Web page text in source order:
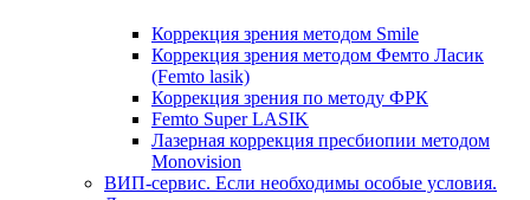
Коррекция зрения методом Smile
Коррекция зрения методом Фемто Ласик
(Femto lasik)
Коррекция зрения по методу ФРК
Femto Super LASIK
Лазерная коррекция пресбиопии методом
Monovision
ВИП-сервис. Если необходимы особые условия.